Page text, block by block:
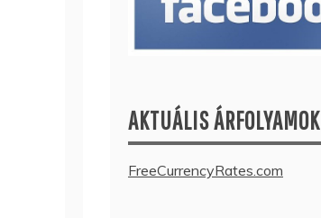
AKTUÁLIS ÁRFOLYAMOK
FreeCurrencyRates.com